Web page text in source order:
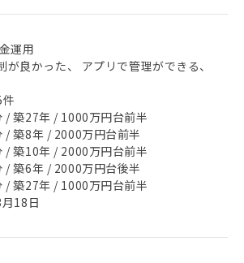
運用
が良かった、 アプリで管理ができる、
/ 築27年 / 1000万円台前半
/ 築8年 / 2000万円台前半
/ 築10年 / 2000万円台前半
/ 築6年 / 2000万円台後半
/ 築27年 / 1000万円台前半
18日